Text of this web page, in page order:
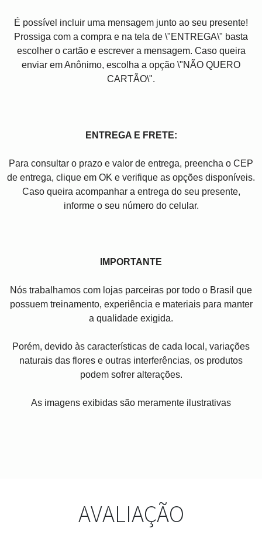
É possível incluir uma mensagem junto ao seu presente!
Prossiga com a compra e na tela de \"ENTREGA\" basta
escolher o cartão e escrever a mensagem. Caso queira
enviar em Anônimo, escolha a opção \"NÃO QUERO
CARTÃO\".
ENTREGA E FRETE:
Para consultar o prazo e valor de entrega, preencha o CEP
de entrega, clique em OK e verifique as opções disponíveis.
Caso queira acompanhar a entrega do seu presente,
informe o seu número do celular.
IMPORTANTE
Nós trabalhamos com lojas parceiras por todo o Brasil que
possuem treinamento, experiência e materiais para manter
a qualidade exigida.
Porém, devido às características de cada local, variações
naturais das flores e outras interferências, os produtos
podem sofrer alterações.
As imagens exibidas são meramente ilustrativas
AVALIAÇÃO